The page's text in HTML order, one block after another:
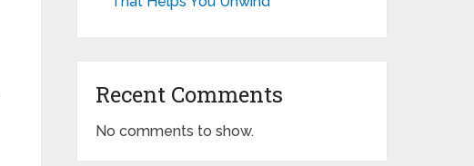
Recent Comments
No comments to show.